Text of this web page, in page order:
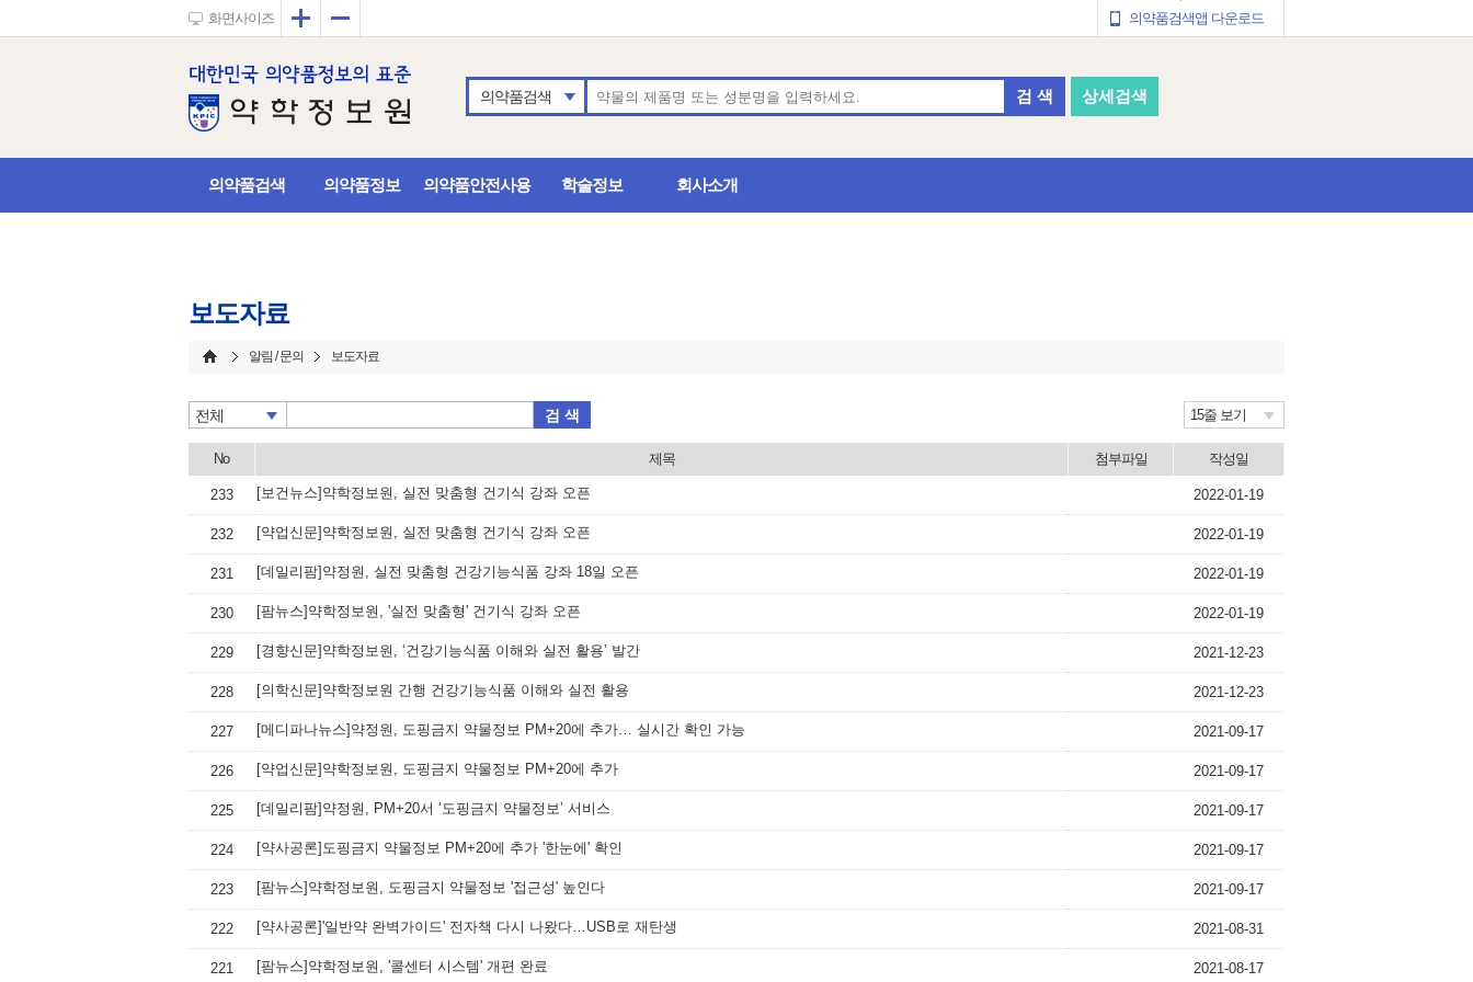
화면사이즈 확대 의약품검색앱 다운로드
의약품검색 검 색 상세검색
의약품검색 의약품정보 의약품안전사용 학술정보 회사소개
보도자료
알림 / 문의 보도자료
전체 검 색 15줄 보기
No 제목 첨부파일 작성일
233 [보건뉴스]약학정보원, 실전 맞춤형 건기식 강좌 오픈 2022-01-19
232 [약업신문]약학정보원, 실전 맞춤형 건기식 강좌 오픈 2022-01-19
231 [데일리팜]약정원, 실전 맞춤형 건강기능식품 강좌 18일 오픈 2022-01-19
230 [팜뉴스]약학정보원, '실전 맞춤형' 건기식 강좌 오픈 2022-01-19
229 [경향신문]약학정보원, ‘건강기능식품 이해와 실전 활용’ 발간 2021-12-23
228 [의학신문]약학정보원 간행 건강기능식품 이해와 실전 활용 2021-12-23
227 [메디파나뉴스]약정원, 도핑금지 약물정보 PM+20에 추가… 실시간 확인 가능 2021-09-17
226 [약업신문]약학정보원, 도핑금지 약물정보 PM+20에 추가 2021-09-17
225 [데일리팜]약정원, PM+20서 ‘도핑금지 약물정보’ 서비스 2021-09-17
224 [약사공론]도핑금지 약물정보 PM+20에 추가 '한눈에' 확인 2021-09-17
223 [팜뉴스]약학정보원, 도핑금지 약물정보 '접근성' 높인다 2021-09-17
222 [약사공론]'일반약 완벽가이드' 전자책 다시 나왔다…USB로 재탄생 2021-08-31
221 [팜뉴스]약학정보원, '콜센터 시스템' 개편 완료 2021-08-17